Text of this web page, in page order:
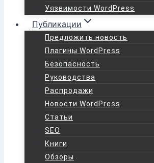
Уязвимости WordPress
Публикации
Предложить новость
Плагины WordPress
Безопасность
Руководства
Распродажи
Новости WordPress
Статьи
SEO
Книги
Обзоры